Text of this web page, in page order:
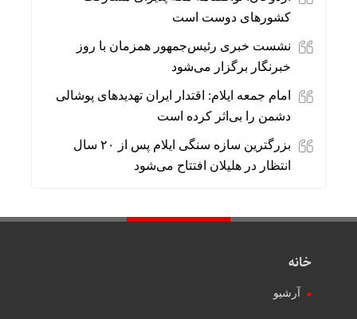
کشورهای دوست است
نشست خبری رئیس‌جمهور همزمان با روز
خبرنگار برگزار می‌شود
امام جمعه ایلام: اقتدار ایران تهدیدهای پوشالی
دشمن را بی‌اثر کرده است
بزرگترین سازه سنگی ایلام پس از ۲۰ سال
انتظار در هلیلان افتتاح می‌شود
خانه
آرشیو